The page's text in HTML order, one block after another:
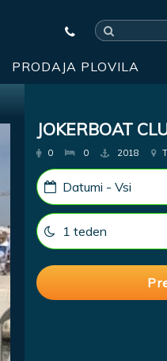
PRODAJA PLOVILA
JOKERBOAT
0 0 2018